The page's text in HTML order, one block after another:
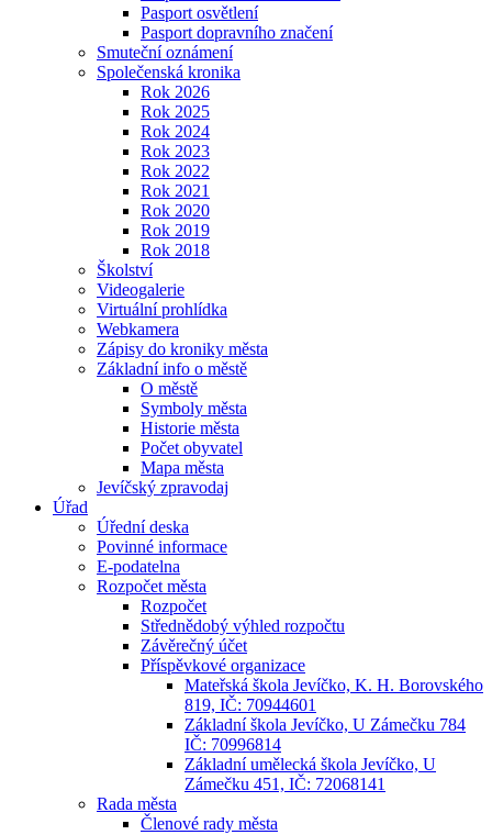
Pasport osvětlení
Pasport dopravního značení
Smuteční oznámení
Společenská kronika
Rok 2026
Rok 2025
Rok 2024
Rok 2023
Rok 2022
Rok 2021
Rok 2020
Rok 2019
Rok 2018
Školství
Videogalerie
Virtuální prohlídka
Webkamera
Zápisy do kroniky města
Základní info o městě
O městě
Symboly města
Historie města
Počet obyvatel
Mapa města
Jevíčský zpravodaj
Úřad
Úřední deska
Povinné informace
E-podatelna
Rozpočet města
Rozpočet
Střednědobý výhled rozpočtu
Závěrečný účet
Příspěvkové organizace
Mateřská škola Jevíčko, K. H. Borovského
819, IČ: 70944601
Základní škola Jevíčko, U Zámečku 784
IČ: 70996814
Základní umělecká škola Jevíčko, U
Zámečku 451, IČ: 72068141
Rada města
Členové rady města